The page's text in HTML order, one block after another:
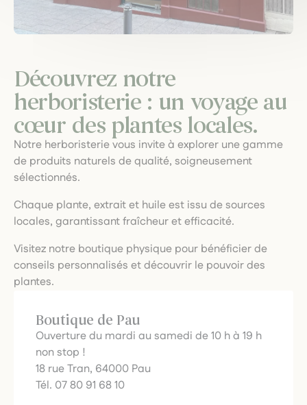
Découvrez notre
herboristerie : un voyage au
cœur des plantes locales.
Notre herboristerie vous invite à explorer une gamme
de produits naturels de qualité, soigneusement
sélectionnés.
Chaque plante, extrait et huile est issu de sources
locales, garantissant fraîcheur et efficacité.
Visitez notre boutique physique pour bénéficier de
conseils personnalisés et découvrir le pouvoir des
plantes.
Boutique de Pau
Ouverture du mardi au samedi de 10 h à 19 h
non stop !
18 rue Tran, 64000 Pau
Tél. 07 80 91 68 10